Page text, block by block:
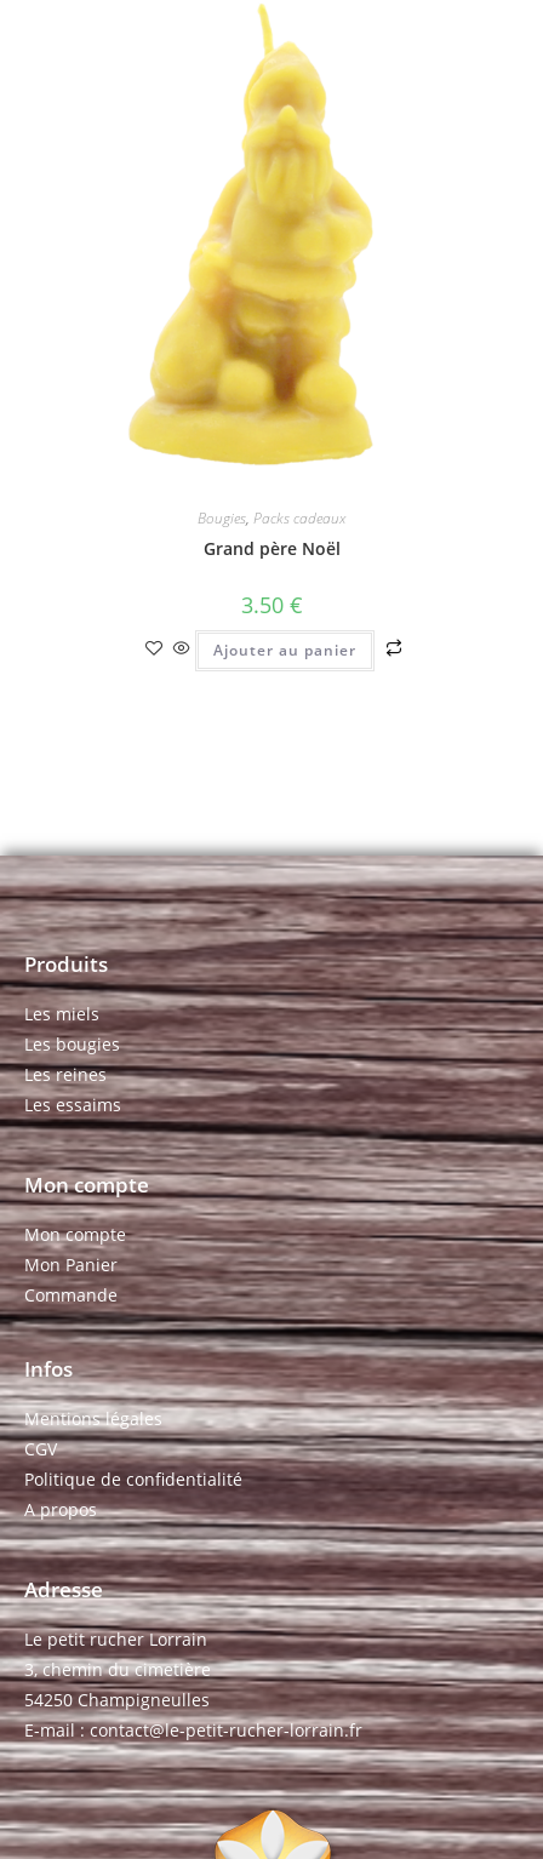
Bougies, Packs cadeaux
Grand père Noël
3.50 €
Ajouter au panier
Produits
Les miels
Les bougies
Les reines
Les essaims
Mon compte
Mon compte
Mon Panier
Commande
Infos
Mentions légales
CGV
Politique de confidentialité
A propos
Adresse
Le petit rucher Lorrain
3, chemin du cimetière
54250 Champigneulles
E-mail : contact@le-petit-rucher-lorrain.fr